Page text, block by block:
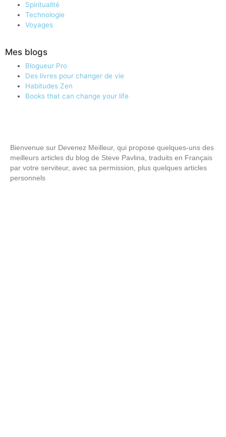
Spiritualité
Technologie
Voyages
Mes blogs
Blogueur Pro
Des livres pour changer de vie
Habitudes Zen
Books that can change your life
Bienvenue sur Devenez Meilleur, qui propose quelques-uns des
meilleurs articles du blog de Steve Pavlina, traduits en Français
par votre serviteur, avec sa permission, plus quelques articles
personnels